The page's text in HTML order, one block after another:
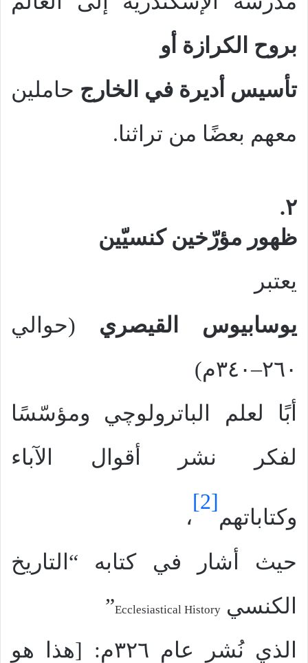
بروح الكرازة أو
تأسيس أديرة في الخارج حاملين
معهم بعضًا من تراثنا.
٢.
ظهور مؤرّخين كنسيّين
يعتبر
يوسابيوس القيصري (حوالي
٢٦٠–٣٤٠م)
أبًا لعلم الباترولوچي ومؤسّسًا
لفكر نشر أقوال الآباء
وكتاباتهم
[2]
،
حيث أشار في كتابه “التاريخ
الكنسي Ecclesiastical History
”
الذي نُشر عام ٣٢٦م: [هذا هو